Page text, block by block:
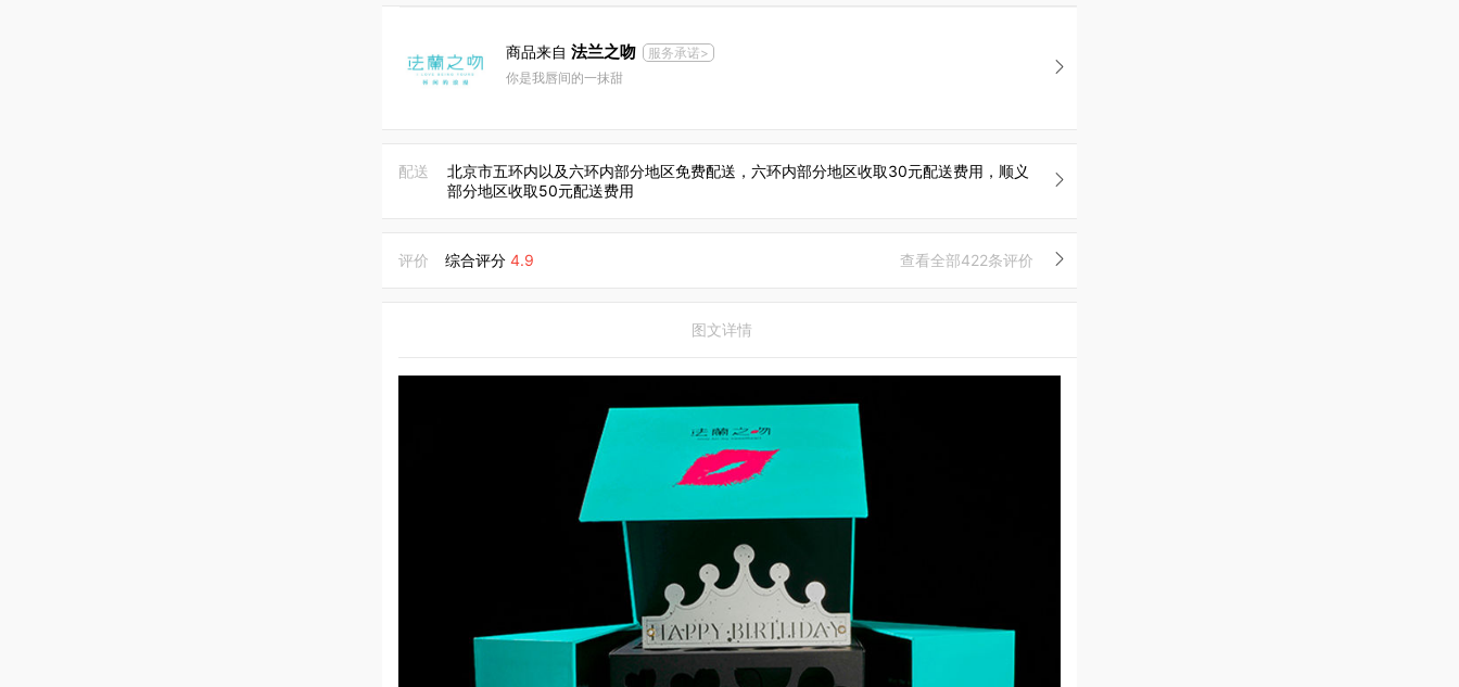
商品来自 法兰之吻
服务承诺>
你是我唇间的一抹甜
配送
北京市五环内以及六环内部分地区免费配送，六环内部分地区收取30元配送费用，顺义
部分地区收取50元配送费用
评价 综合评分 4.9 查看全部422条评价
图文详情